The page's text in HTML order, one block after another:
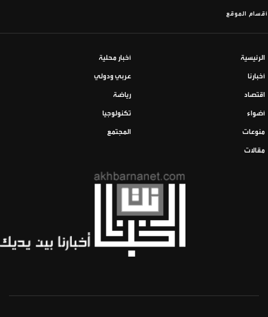
أقسام الموقع
الرئيسية أخبار محلية
أخبارنا عربي ودولي
اقتصاد رياضة
أضواء تكنولوجيا
منوعات المجتمع
مقالات